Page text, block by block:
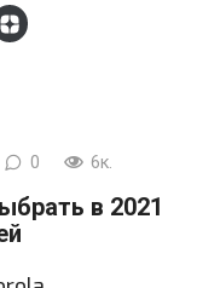
0 6к.
в 2021